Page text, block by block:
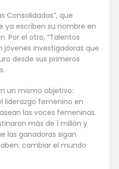
Consolidadas”, que
ya escriben su nombre en
Por el otro, “Talentos
jóvenes investigadoras que
desde sus primeros
un mismo objetivo:
liderazgo femenino en
las voces femeninas.
más de 1 millón y
las ganadoras sigan
cambiar el mundo